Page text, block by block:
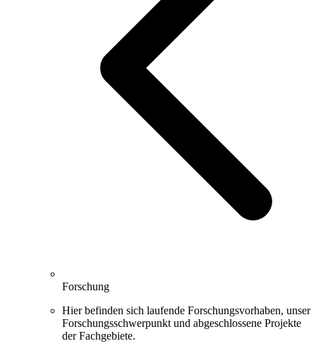
Forschung
Hier befinden sich laufende Forschungsvorhaben, unser
Forschungsschwerpunkt und abgeschlossene Projekte
der Fachgebiete.